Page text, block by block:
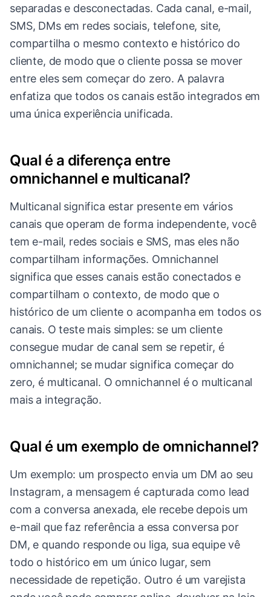
separadas e desconectadas. Cada canal, e-mail,
SMS, DMs em redes sociais, telefone, site,
compartilha o mesmo contexto e histórico do
cliente, de modo que o cliente possa se mover
entre eles sem começar do zero. A palavra
enfatiza que todos os canais estão integrados em
uma única experiência unificada.
Qual é a diferença entre
omnichannel e multicanal?
Multicanal significa estar presente em vários
canais que operam de forma independente, você
tem e-mail, redes sociais e SMS, mas eles não
compartilham informações. Omnichannel
significa que esses canais estão conectados e
compartilham o contexto, de modo que o
histórico de um cliente o acompanha em todos os
canais. O teste mais simples: se um cliente
consegue mudar de canal sem se repetir, é
omnichannel; se mudar significa começar do
zero, é multicanal. O omnichannel é o multicanal
mais a integração.
Qual é um exemplo de omnichannel?
Um exemplo: um prospecto envia um DM ao seu
Instagram, a mensagem é capturada como lead
com a conversa anexada, ele recebe depois um
e-mail que faz referência a essa conversa por
DM, e quando responde ou liga, sua equipe vê
todo o histórico em um único lugar, sem
necessidade de repetição. Outro é um varejista